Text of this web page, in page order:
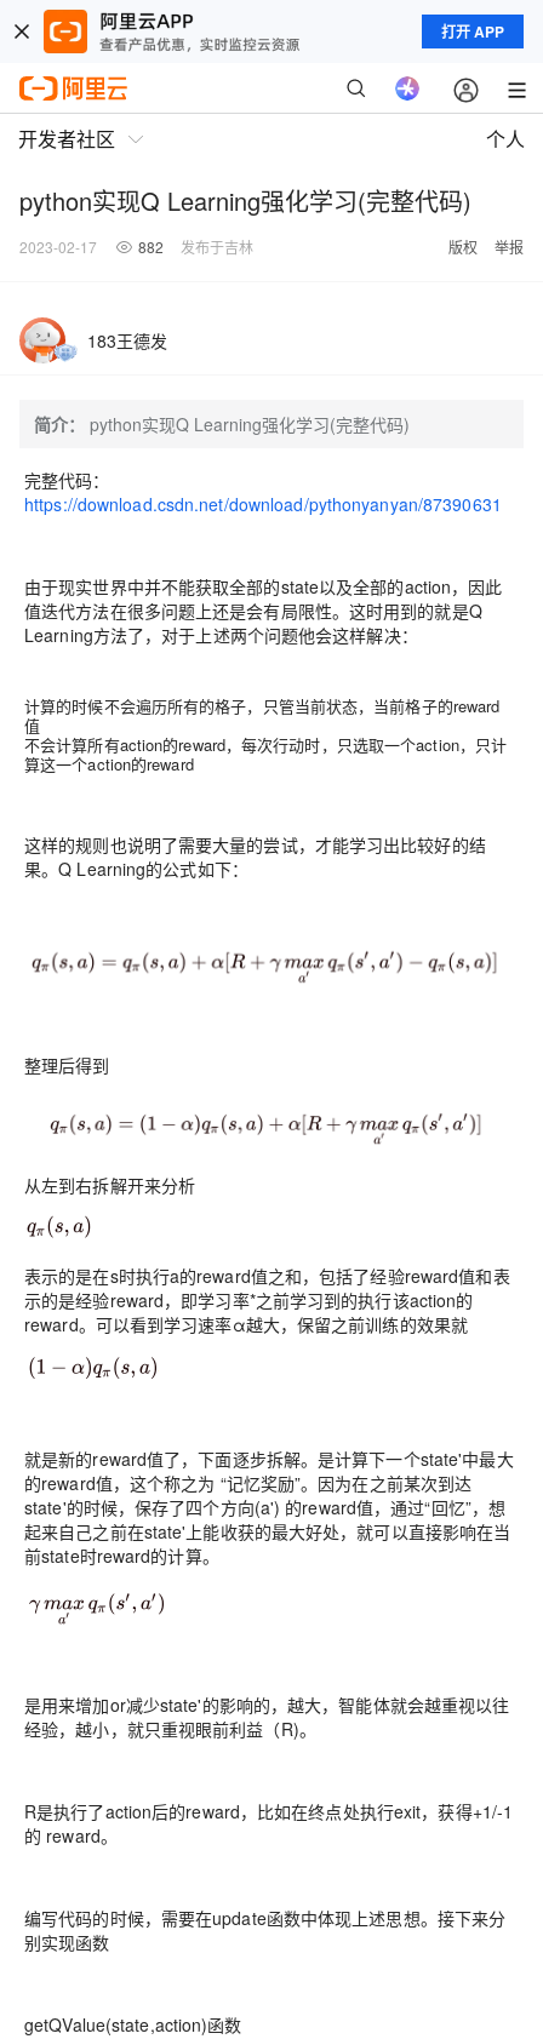
打开 APP
开发者社区 个人
python实现Q Learning强化学习(完整代码)
2023-02-17 882 发布于吉林 版权 举报
183王德发
简介： python实现Q Learning强化学习(完整代码)
完整代码：
https://download.csdn.net/download/pythonyanyan/87390631
由于现实世界中并不能获取全部的state以及全部的action，因此
值迭代方法在很多问题上还是会有局限性。这时用到的就是Q
Learning方法了，对于上述两个问题他会这样解决：
计算的时候不会遍历所有的格子，只管当前状态，当前格子的reward
值
不会计算所有action的reward，每次行动时，只选取一个action，只计
算这一个action的reward
这样的规则也说明了需要大量的尝试，才能学习出比较好的结
果。Q Learning的公式如下：
整理后得到
从左到右拆解开来分析
表示的是在s时执行a的reward值之和，包括了经验reward值和表
示的是经验reward，即学习率*之前学习到的执行该action的
reward。可以看到学习速率α越大，保留之前训练的效果就
就是新的reward值了，下面逐步拆解。是计算下一个state'中最大
的reward值，这个称之为 “记忆奖励”。因为在之前某次到达
state'的时候，保存了四个方向(a') 的reward值，通过“回忆”，想
起来自己之前在state'上能收获的最大好处，就可以直接影响在当
前state时reward的计算。
是用来增加or减少state'的影响的，越大，智能体就会越重视以往
经验，越小，就只重视眼前利益（R)。
R是执行了action后的reward，比如在终点处执行exit，获得+1/-1
的 reward。
编写代码的时候，需要在update函数中体现上述思想。接下来分
别实现函数
getQValue(state,action)函数